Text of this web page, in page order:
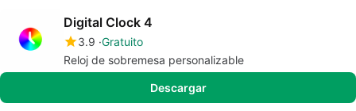
Digital Clock 4
3.9 Gratuito
Reloj de sobremesa personalizable
Descargar